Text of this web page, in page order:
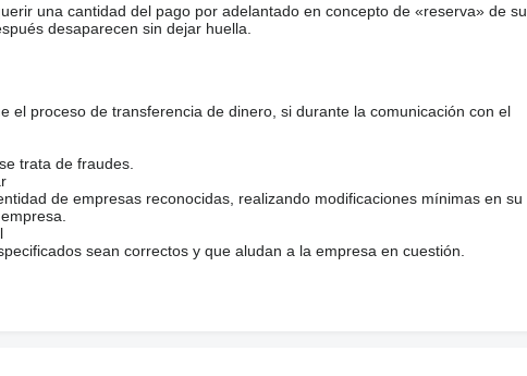
una cantidad del pago por adelantado en concepto de «reserva» de su
desaparecen sin dejar huella.
el proceso de transferencia de dinero, si durante la comunicación con el
trata de fraudes.
de empresas reconocidas, realizando modificaciones mínimas en su
sean correctos y que aludan a la empresa en cuestión.